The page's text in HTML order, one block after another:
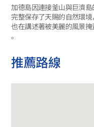
加德島因連接釜山與巨濟島
完整保存了天賜的自然環境，
也在講述著被美麗的風景
。
推薦路線